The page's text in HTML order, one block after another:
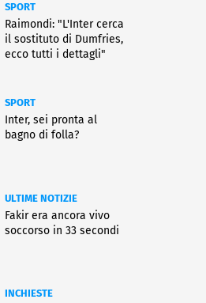
SPORT
Raimondi: "L'Inter cerca
il sostituto di Dumfries,
ecco tutti i dettagli"
SPORT
Inter, sei pronta al
bagno di folla?
ULTIME NOTIZIE
Fakir era ancora vivo
soccorso in 33 secondi
INCHIESTE